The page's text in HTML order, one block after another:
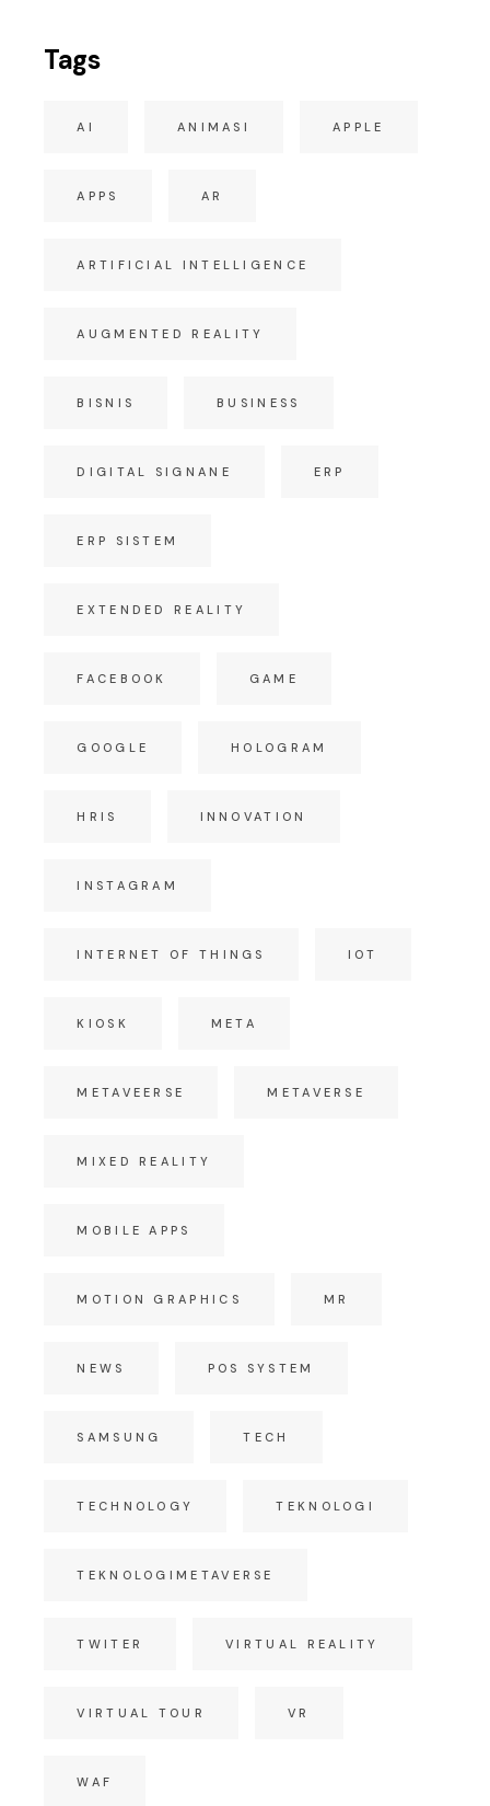
Tags
AI ANIMASI APPLE
APPS AR
ARTIFICIAL INTELLIGENCE
AUGMENTED REALITY
BISNIS BUSINESS
DIGITAL SIGNANE ERP
ERP SISTEM
EXTENDED REALITY
FACEBOOK GAME
GOOGLE HOLOGRAM
HRIS INNOVATION
INSTAGRAM
INTERNET OF THINGS IOT
KIOSK META
METAVEERSE METAVERSE
MIXED REALITY
MOBILE APPS
MOTION GRAPHICS MR
NEWS POS SYSTEM
SAMSUNG TECH
TECHNOLOGY TEKNOLOGI
TEKNOLOGIMETAVERSE
TWITER VIRTUAL REALITY
VIRTUAL TOUR VR
WAF